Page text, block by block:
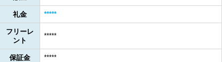
礼金 *****
フリーレ
ント
*****
保証金 *****